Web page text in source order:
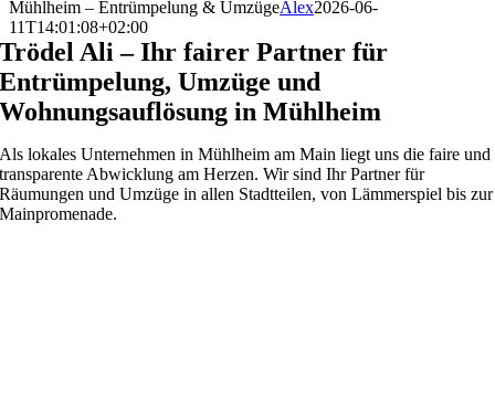
Mühlheim – Entrümpelung & UmzügeAlex2026-06-
11T14:01:08+02:00
Trödel Ali – Ihr fairer Partner für
Entrümpelung, Umzüge und
Wohnungsauflösung in Mühlheim
Als lokales Unternehmen in Mühlheim am Main liegt uns die faire und
transparente Abwicklung am Herzen. Wir sind Ihr Partner für
Räumungen und Umzüge in allen Stadtteilen, von Lämmerspiel bis zur
Mainpromenade.